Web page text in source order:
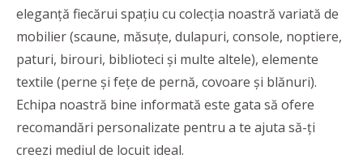
eleganță fiecărui spațiu cu colecția noastră variată de
mobilier (scaune, măsuțe, dulapuri, console, noptiere,
paturi, birouri, biblioteci și multe altele), elemente
textile (perne și fețe de pernă, covoare și blănuri).
Echipa noastră bine informată este gata să ofere
recomandări personalizate pentru a te ajuta să-ți
creezi mediul de locuit ideal.